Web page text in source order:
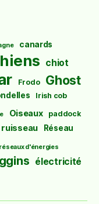
canards
chiot
Frodo Ghost
Irish cob
Oiseaux paddock
ruisseau Réseau
d'énergies
électricité